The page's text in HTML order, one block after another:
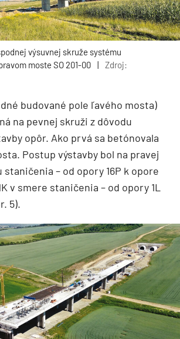
výsuvnej skruže systému
moste SO 201-00
|
Zdroj:
budované pole ľavého mosta)
na pevnej skruži z dôvodu
opôr. Ako prvá sa betónovala
Postup výstavby bol na pravej
– od opory 16P k opore
v smere staničenia – od opory 1L
5).